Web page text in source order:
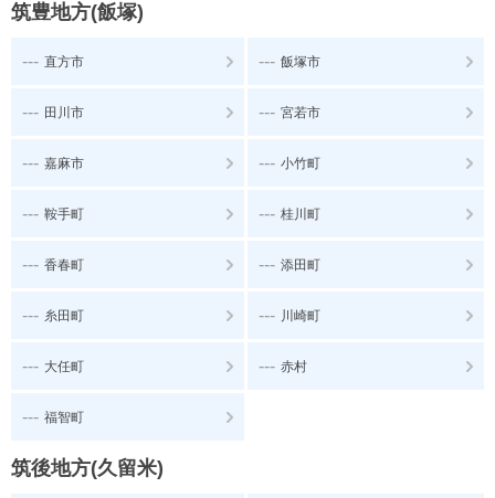
筑豊地方(飯塚)
--- 直方市 --- 飯塚市
--- 田川市 --- 宮若市
--- 嘉麻市 --- 小竹町
--- 鞍手町 --- 桂川町
--- 香春町 --- 添田町
--- 糸田町 --- 川崎町
--- 大任町 --- 赤村
--- 福智町
筑後地方(久留米)